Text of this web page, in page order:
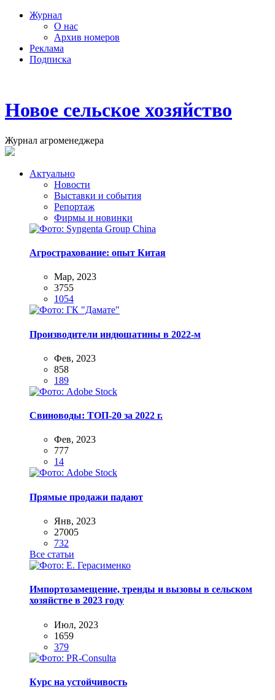
Журнал
О нас
Архив номеров
Реклама
Подписка
Новое сельское хозяйство
Журнал агроменеджера
Актуально
Новости
Выставки и события
Репортаж
Фирмы и новинки
Агрострахование: опыт Китая
Мар, 2023
3755
1054
Производители индюшатины в 2022-м
Фев, 2023
858
189
Свиноводы: ТОП-20 за 2022 г.
Фев, 2023
777
14
Прямые продажи падают
Янв, 2023
27005
732
Все статьи
Импортозамещение, тренды и вызовы в сельском
хозяйстве в 2023 году
Июл, 2023
1659
379
Курс на устойчивость